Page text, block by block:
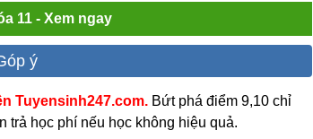
11 - Xem ngay
ý
Tuyensinh247.com. Bứt phá điểm 9,10 chỉ
trả học phí nếu học không hiệu quả.